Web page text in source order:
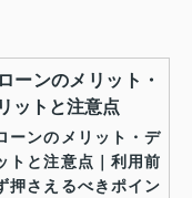
ーンのメリット・
ットと注意点
ーンのメリット・デ
トと注意点｜利用前
押さえるべきポイン